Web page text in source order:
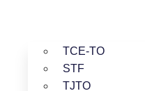
TCE-TO
STF
TJTO